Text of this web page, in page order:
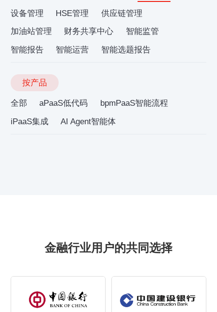
设备管理
HSE管理
供应链管理
加油站管理
财务共享中心
智能监管
智能报告
智能运营 智能选题报告
按产品
全部 aPaaS低代码
bpmPaaS智能流程
iPaaS集成
AI Agent智能体
金融行业用户的共同选择